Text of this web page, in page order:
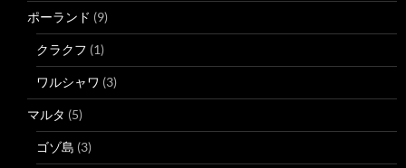
ポーランド (9)
クラクフ (1)
ワルシャワ (3)
マルタ (5)
ゴゾ島 (3)